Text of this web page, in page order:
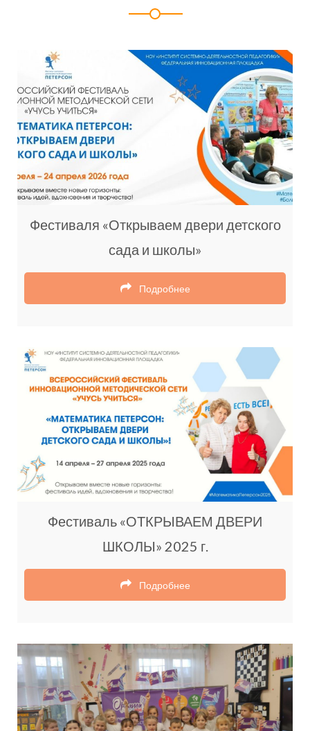
Фестиваля «Открываем двери детского
сада и школы»
Подробнее
Фестиваль «ОТКРЫВАЕМ ДВЕРИ
ШКОЛЫ» 2025 г.
Подробнее